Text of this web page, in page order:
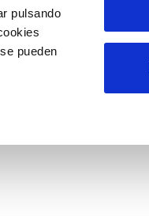
pulsando
pueden